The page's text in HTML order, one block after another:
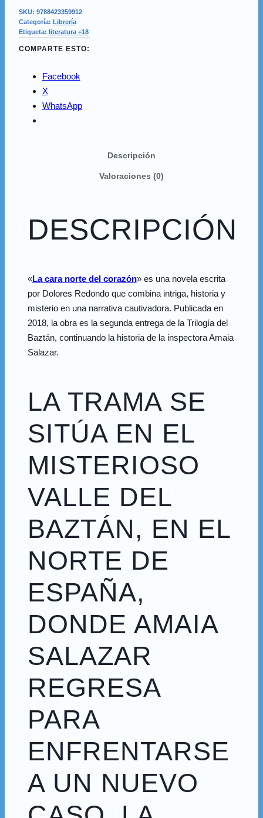
SKU: 9788423359912
Categoría: Librería
Etiqueta: literatura +18
COMPARTE ESTO:
Facebook
X
WhatsApp
Descripción
Valoraciones (0)
DESCRIPCIÓN
«La cara norte del corazón» es una novela escrita
por Dolores Redondo que combina intriga, historia y
misterio en una narrativa cautivadora. Publicada en
2018, la obra es la segunda entrega de la Trilogía del
Baztán, continuando la historia de la inspectora Amaia
Salazar.
LA TRAMA SE
SITÚA EN EL
MISTERIOSO
VALLE DEL
BAZTÁN, EN EL
NORTE DE
ESPAÑA,
DONDE AMAIA
SALAZAR
REGRESA
PARA
ENFRENTARSE
A UN NUEVO